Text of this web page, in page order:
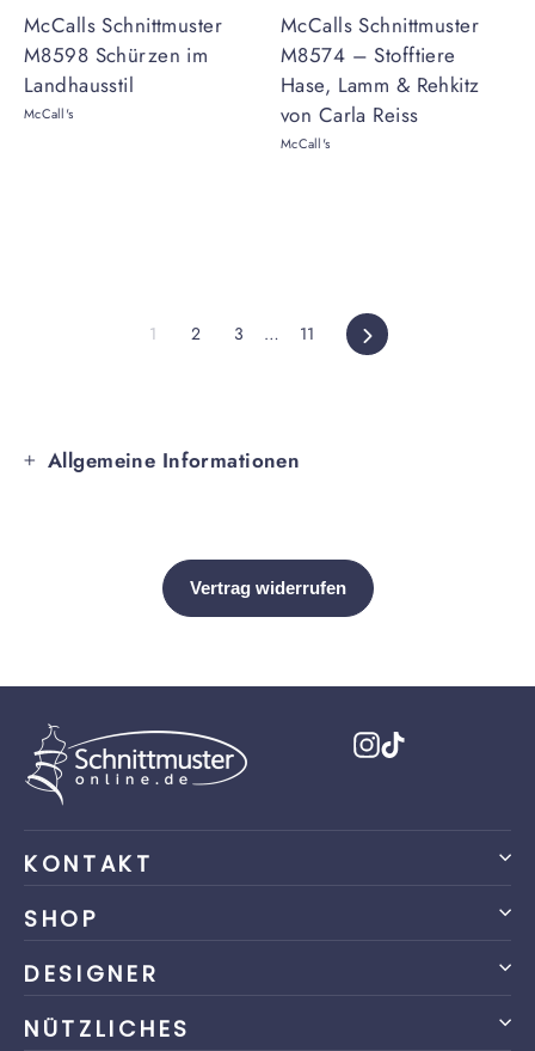
McCalls Schnittmuster
M8598 Schürzen im
Landhausstil
McCall's
McCalls Schnittmuster
M8574 – Stofftiere
Hase, Lamm & Rehkitz
von Carla Reiss
McCall's
1 2 3 … 11 Vorwärts
Allgemeine Informationen
Instagram
KONTAKT
SHOP
DESIGNER
NÜTZLICHES